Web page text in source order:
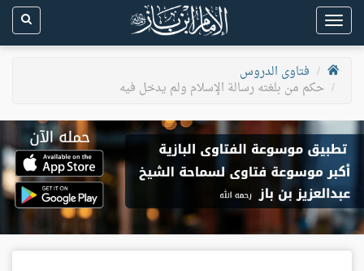
Toggle
navigation
فتاوى الدروس
حكم من بلغته رسالة الإسلام ولم يدخل فيه